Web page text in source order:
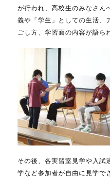
が行われ、高校生のみなさん
義や「学生」としての生活、
ごし方、学習面の内容が語ら
その後、各実習室見学や入試
学など参加者が自由に見学で